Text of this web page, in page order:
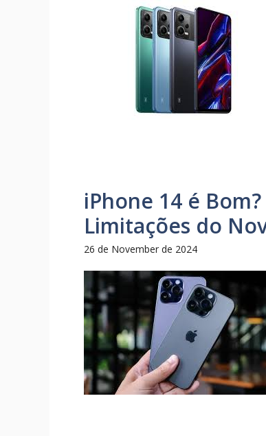
iPhone 14 é
Limitações do
26 de November de 2024